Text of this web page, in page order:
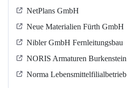
NetPlans GmbH
Neue Materialien Fürth GmbH
Nibler GmbH Fernleitungsbau
NORIS Armaturen
Norma